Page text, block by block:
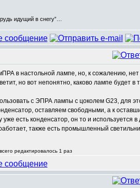
идущий в снегу”…
в настольной лампе, но, к сожалению,
но вот непонятно, каково лампе будет в
с ЭПРА лампы с цоколем G23, для
оставляем свободными, а к
есть конденсатор, он то и используется в
также есть промышленный
редактировалось 1 раз